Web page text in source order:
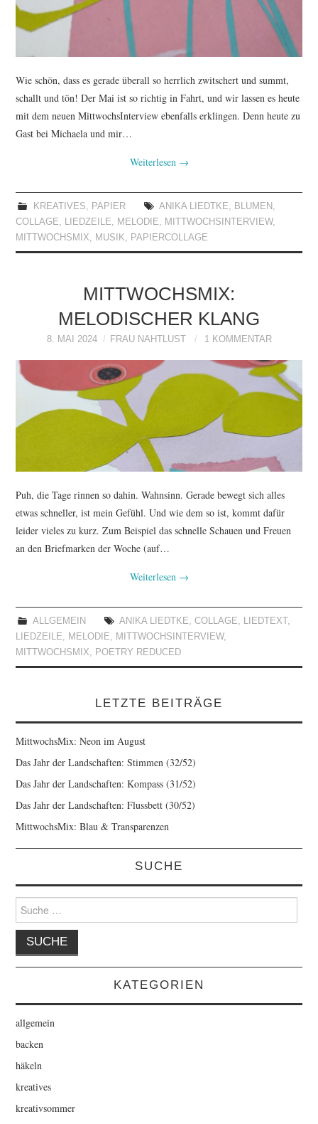
Wie schön, dass es gerade überall so herrlich zwitschert und summt,
schallt und tön! Der Mai ist so richtig in Fahrt, und wir lassen es heute
mit dem neuen MittwochsInterview ebenfalls erklingen. Denn heute zu
Gast bei Michaela und mir…
Weiterlesen →
KREATIVES, PAPIER ANIKA LIEDTKE, BLUMEN ,
COLLAGE, LIEDZEILE, MELODIE, MITTWOCHSINTERVIEW,
MITTWOCHSMIX, MUSIK, PAPIERCOLLAGE
MITTWOCHSMIX:
MELODISCHER KLANG
8. MAI 2024 FRAU NAHTLUST 1 KOMMENTAR
Puh, die Tage rinnen so dahin. Wahnsinn. Gerade bewegt sich alles
etwas schneller, ist mein Gefühl. Und wie dem so ist, kommt dafür
leider vieles zu kurz. Zum Beispiel das schnelle Schauen und Freuen
an den Briefmarken der Woche (auf…
Weiterlesen →
ALLGEMEIN ANIKA LIEDTKE, COLLAGE, LIEDTEXT ,
LIEDZEILE, MELODIE, MITTWOCHSINTERVIEW,
MITTWOCHSMIX, POETRY REDUCED
LETZTE BEITRÄGE
MittwochsMix: Neon im August
Das Jahr der Landschaften: Stimmen (32/52)
Das Jahr der Landschaften: Kompass (31/52)
Das Jahr der Landschaften: Flussbett (30/52)
MittwochsMix: Blau & Transparenzen
SUCHE
Suche
nach:
KATEGORIEN
allgemein
backen
häkeln
kreatives
kreativsommer